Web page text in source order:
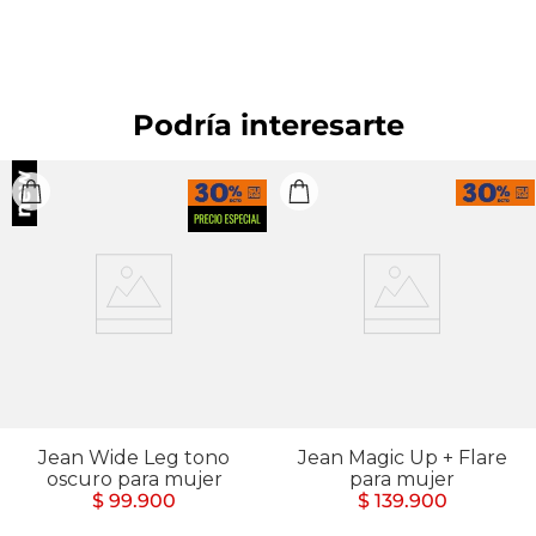
Podría interesarte
Jean Wide Leg tono
oscuro para mujer
$ 99.900
Jean Magic Up + Flare
para mujer
$ 139.900